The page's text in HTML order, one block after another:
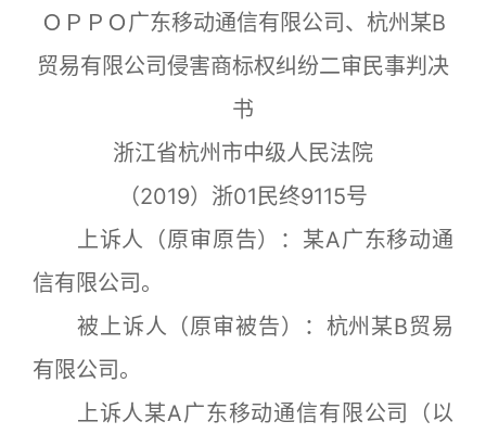
ＯＰＰＯ广东移动通信有限公司、杭州某B
贸易有限公司侵害商标权纠纷二审民事判决
书
浙江省杭州市中级人民法院
（2019）浙01民终9115号
上诉人（原审原告）：某A广东移动通
信有限公司。
被上诉人（原审被告）：杭州某B贸易
有限公司。
上诉人某A广东移动通信有限公司（以